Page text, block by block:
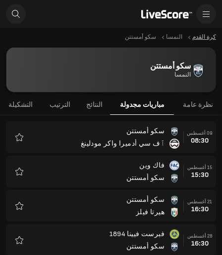
كرة القدم النمسا سكو أمستتن
سكو أمستتن
النمسا
نظرة عامة مباريات مجدولة النتائج الترتيب التشكيلة
09 أغسطس
08:30
سكو أمستتن
ٱف سي أدميرا واكر مودلينغ
15 أغسطس
15:30
فاك وين
سكو أمستتن
21 أغسطس
16:30
سكو أمستتن
هيرتا فيلز
28 أغسطس
16:30
فبرست فيينا 1894
سكو أمستتن